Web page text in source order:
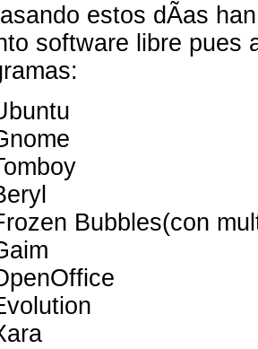
estos dÃ­as
software libre pues
Bubbles(con